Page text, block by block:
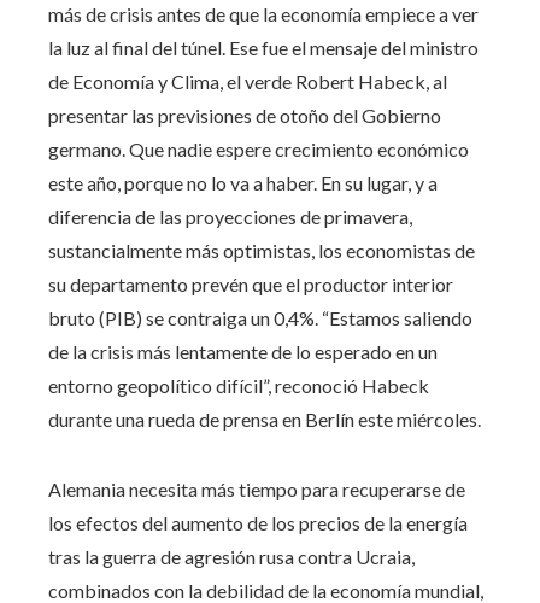
más de crisis antes de que la economía empiece a ver
la luz al final del túnel. Ese fue el mensaje del ministro
de Economía y Clima, el verde Robert Habeck, al
presentar las previsiones de otoño del Gobierno
germano. Que nadie espere crecimiento económico
este año, porque no lo va a haber. En su lugar, y a
diferencia de las proyecciones de primavera,
sustancialmente más optimistas, los economistas de
su departamento prevén que el productor interior
bruto (PIB) se contraiga un 0,4%. “Estamos saliendo
de la crisis más lentamente de lo esperado en un
entorno geopolítico difícil”, reconoció Habeck
durante una rueda de prensa en Berlín este miércoles.
Alemania necesita más tiempo para recuperarse de
los efectos del aumento de los precios de la energía
tras la guerra de agresión rusa contra Ucraia,
combinados con la debilidad de la economía mundial,